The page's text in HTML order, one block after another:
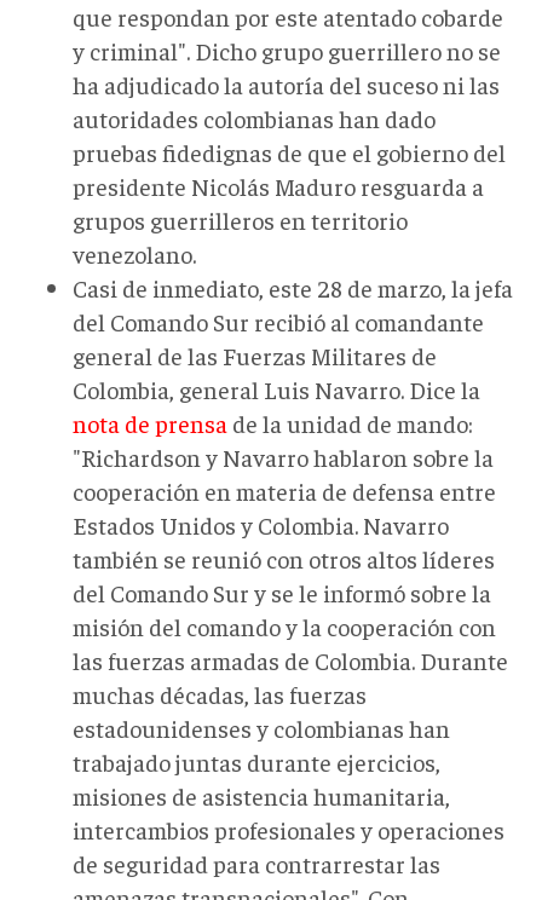
que respondan por este atentado cobarde
y criminal". Dicho grupo guerrillero no se
ha adjudicado la autoría del suceso ni las
autoridades colombianas han dado
pruebas fidedignas de que el gobierno del
presidente Nicolás Maduro resguarda a
grupos guerrilleros en territorio
venezolano.
Casi de inmediato, este 28 de marzo, la jefa
del Comando Sur recibió al comandante
general de las Fuerzas Militares de
Colombia, general Luis Navarro. Dice la
nota de prensa de la unidad de mando:
"Richardson y Navarro hablaron sobre la
cooperación en materia de defensa entre
Estados Unidos y Colombia. Navarro
también se reunió con otros altos líderes
del Comando Sur y se le informó sobre la
misión del comando y la cooperación con
las fuerzas armadas de Colombia. Durante
muchas décadas, las fuerzas
estadounidenses y colombianas han
trabajado juntas durante ejercicios,
misiones de asistencia humanitaria,
intercambios profesionales y operaciones
de seguridad para contrarrestar las